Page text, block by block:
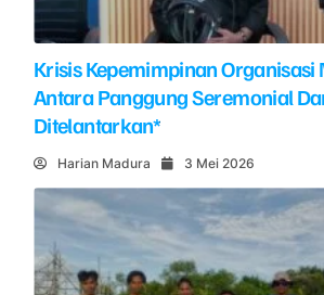
Krisis Kepemimpinan
Antara Panggung Seremonial
Ditelantarkan*
Harian Madura 3 Mei 2026